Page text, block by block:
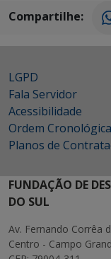
Compartilhe:
LGPD
Fala Servidor
Acessibilidade
Ordem
Planos de
FUNDAÇÃO DE
DO SUL
Av. Fernando Corrêa
Centro - Campo